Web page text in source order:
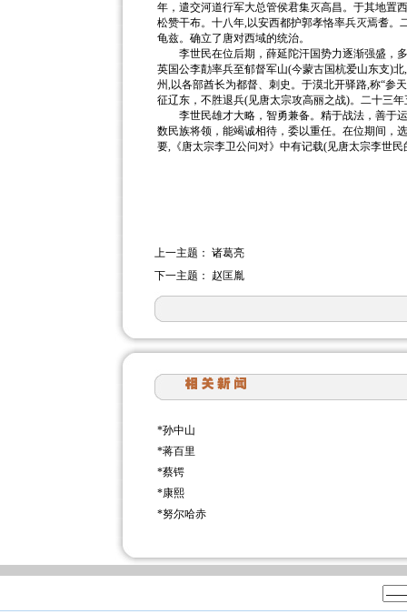
年，遣交河道行军大总管侯君集灭高昌。于其地置
松赞干布。十八年,以安西都护郭孝恪率兵灭焉耆
龟兹。确立了唐对西域的统治。
李世民在位后期，薛延陀汗国势力逐渐强盛，多
英国公李勣率兵至郁督军山(今蒙古国杭爱山东支)
州,以各部酋长为都督、刺史。于漠北开驿路,称“参
征辽东，不胜退兵(见唐太宗攻高丽之战)。二十三
李世民雄才大略，智勇兼备。精于战法，善于运
数民族将领，能竭诚相待，委以重任。在位期间，
要,《唐太宗李卫公问对》中有记载(见唐太宗李世
上一主题： 诸葛亮
下一主题： 赵匡胤
*孙中山
*蒋百里
*蔡锷
*康熙
*努尔哈赤